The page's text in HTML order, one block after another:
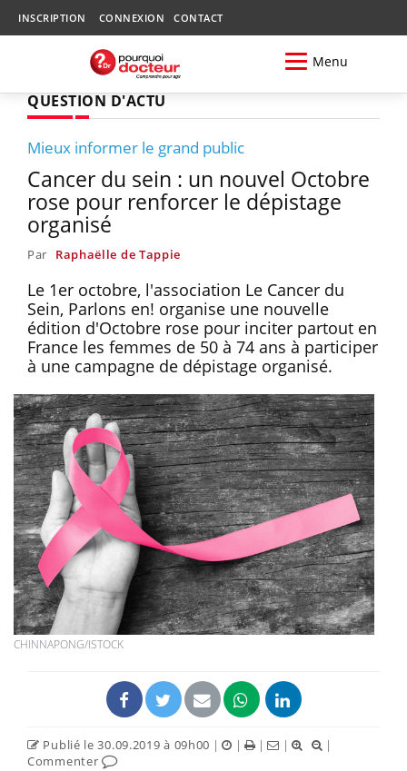
INSCRIPTION CONNEXION CONTACT
Menu
QUESTION D'ACTU
Mieux informer le grand public
Cancer du sein : un nouvel Octobre
rose pour renforcer le dépistage
organisé
Par Raphaëlle de Tappie
Le 1er octobre, l'association Le Cancer du
Sein, Parlons en! organise une nouvelle
édition d'Octobre rose pour inciter partout en
France les femmes de 50 à 74 ans à participer
à une campagne de dépistage organisé.
CHINNAPONG/ISTOCK
Publié le 30.09.2019 à 09h00 | | | |
|
Commenter